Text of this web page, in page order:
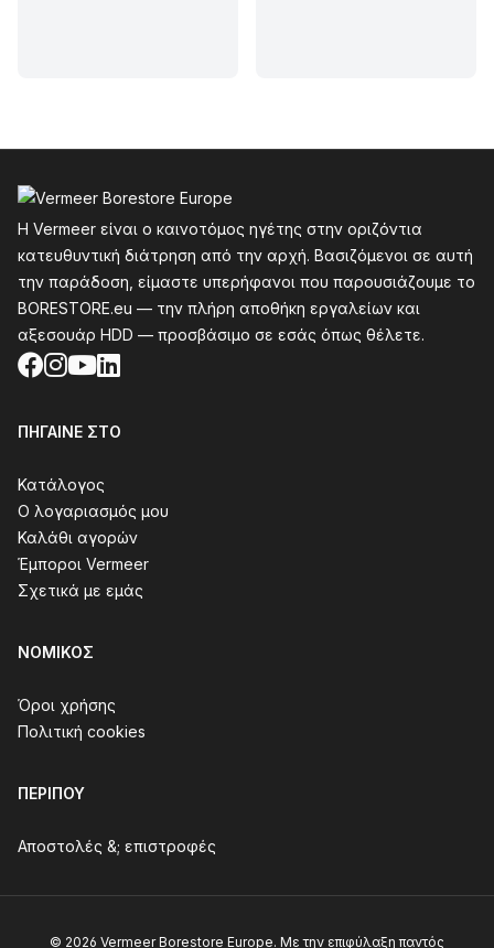
Η Vermeer είναι ο καινοτόμος ηγέτης στην οριζόντια
κατευθυντική διάτρηση από την αρχή. Βασιζόμενοι σε αυτή
την παράδοση, είμαστε υπερήφανοι που παρουσιάζουμε το
BORESTORE.eu — την πλήρη αποθήκη εργαλείων και
αξεσουάρ HDD — προσβάσιμο σε εσάς όπως θέλετε.
Facebook
Instagram
YouTube
LinkedIn
ΠΉΓΑΙΝΕ ΣΤΟ
Κατάλογος
Ο λογαριασμός μου
Καλάθι αγορών
Έμποροι Vermeer
Σχετικά με εμάς
ΝΟΜΙΚΌΣ
Όροι χρήσης
Πολιτική cookies
ΠΕΡΊΠΟΥ
Αποστολές &; επιστροφές
© 2026 Vermeer Borestore Europe. Με την επιφύλαξη παντός